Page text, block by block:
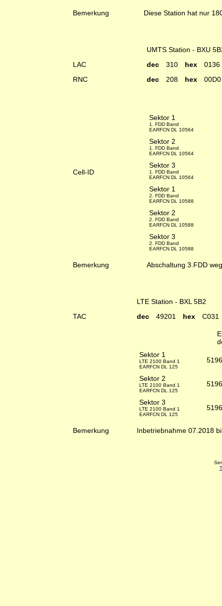
Bemerkung Diese Station hat nur
UMTS Station - BXU
LAC
dec 310 hex 0136
RNC
dec 208 hex 00D0
Cell-ID
Sektor 1
1. FDD Band
EARFCN DL 10564
Sektor 2
1. FDD Band
EARFCN DL 10564
Sektor 3
1. FDD Band
EARFCN DL 10564
Sektor 1
2. FDD Band
EARFCN DL 10588
Sektor 2
2. FDD Band
EARFCN DL 10588
Sektor 3
2. FDD Band
EARFCN DL 10588
Bemerkung Abschaltung 3.FDD
LTE Station - BXL 5B2
TAC
dec 49201 hex C031
Sektor 1
LTE 2100 Band 1
EARFCN DL 125
Sektor 2
LTE 2100 Band 1
EARFCN DL 125
Sektor 3
LTE 2100 Band 1
EARFCN DL 125
Bemerkung Inbetriebnahme 07.2018